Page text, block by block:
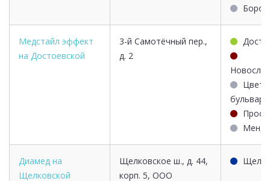
Медстайл эффект
на Достоевской
3-й Самотёчный пер.,
д. 2
бульвар
Диамед на
Щелковской
Щелковское ш., д. 44,
корп. 5, ООО